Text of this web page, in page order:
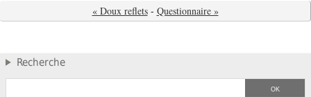
« Doux reflets - Questionnaire »
Recherche